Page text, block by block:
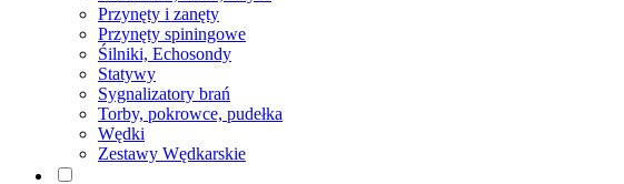
Przynęty i zanęty
Przynęty spiningowe
Śilniki, Echosondy
Statywy
Sygnalizatory brań
Torby, pokrowce, pudełka
Wędki
Zestawy Wędkarskie